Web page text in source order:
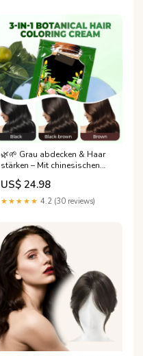
🌿🌱 Grau abdecken & Haar
stärken – Mit chinesischen
Kräutern & 3-fach-Wirkung! 🌱
🌿 Farbe:Braun
US$ 24.98
★★★★★ 4.2 (30 reviews)